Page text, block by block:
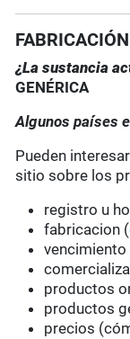
¿La sustancia
GENÉRICA
Algunos países
Pueden
sitio sobre los
registro u
fabricacion (
productos
productos
precios